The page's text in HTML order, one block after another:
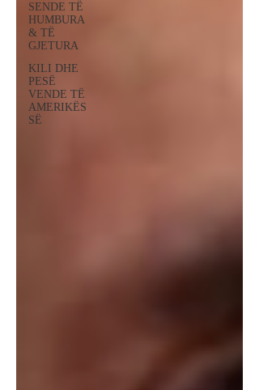
SENDE TË
HUMBURA
& TË
GJETURA
KILI DHE
PESË
VENDE TË
AMERIKËS
SË